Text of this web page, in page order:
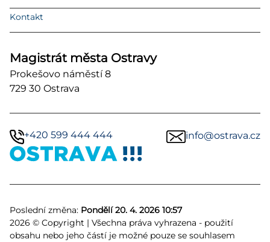
Kontakt
Magistrát města Ostravy
Prokešovo náměstí 8
729 30 Ostrava
+420 599 444 444 info@ostrava.cz
Poslední změna: Pondělí 20. 4. 2026 10:57
2026 © Copyright | Všechna práva vyhrazena - použití
obsahu nebo jeho částí je možné pouze se souhlasem